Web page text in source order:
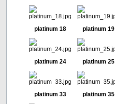
platinum 18 platinum 19
platinum 24 platinum 25
platinum 33 platinum 35